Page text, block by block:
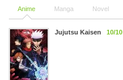
Anime Manga Novel
Jujutsu Kaisen 10/10